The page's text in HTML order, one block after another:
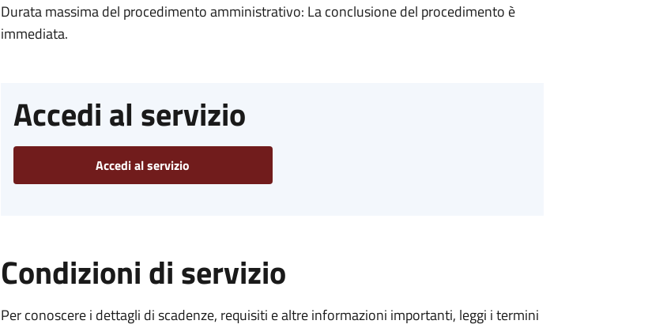
Durata massima del procedimento amministrativo: La conclusione del procedimento è
immediata.
Accedi al servizio
Accedi al servizio
Condizioni di servizio
Per conoscere i dettagli di scadenze, requisiti e altre informazioni importanti, leggi i termini